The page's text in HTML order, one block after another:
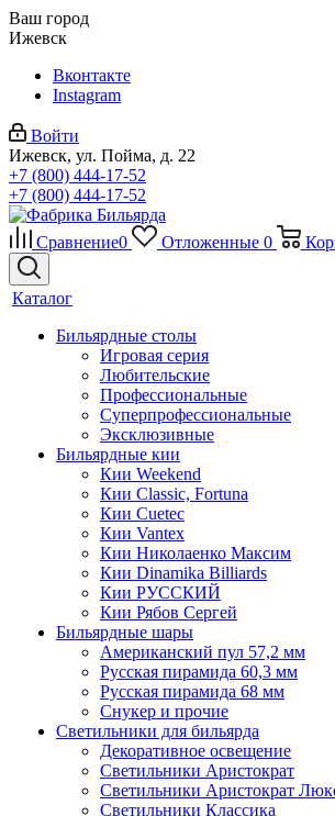
Ваш город
Ижевск
Вконтакте
Instagram
Войти
Ижевск, ул. Пойма, д. 22
+7 (800) 444-17-52
+7 (800) 444-17-52
Сравнение0 Отложенные 0
Каталог
Бильярдные столы
Игровая серия
Любительские
Профессиональные
Суперпрофессиональные
Эксклюзивные
Бильярдные кии
Кии Weekend
Кии Classic, Fortuna
Кии Cuetec
Кии Vantex
Кии Николаенко Максим
Кии Dinamika Billiards
Кии РУССКИЙ
Кии Рябов Сергей
Бильярдные шары
Американский пул 57,2 мм
Русская пирамида 60,3 мм
Русская пирамида 68 мм
Снукер и прочие
Светильники для бильярда
Декоративное освещение
Светильники Аристократ
Светильники Аристократ
Светильники Классика